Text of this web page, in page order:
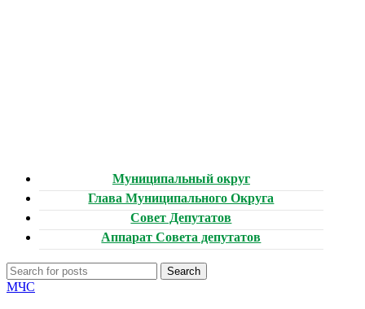
Муниципальный округ
Глава Муниципального Округа
Совет Депутатов
Аппарат Совета депутатов
Search
МЧС